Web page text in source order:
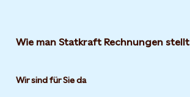
Wie man Statkraft Rechnungen stellt
Wir sind für Sie da